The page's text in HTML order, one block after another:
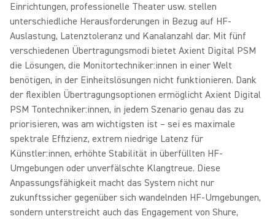
Einrichtungen, professionelle Theater usw. stellen
unterschiedliche Herausforderungen in Bezug auf HF-
Auslastung, Latenztoleranz und Kanalanzahl dar. Mit fünf
verschiedenen Übertragungsmodi bietet Axient Digital PSM
die Lösungen, die Monitortechniker:innen in einer Welt
benötigen, in der Einheitslösungen nicht funktionieren. Dank
der flexiblen Übertragungsoptionen ermöglicht Axient Digital
PSM Tontechniker:innen, in jedem Szenario genau das zu
priorisieren, was am wichtigsten ist – sei es maximale
spektrale Effizienz, extrem niedrige Latenz für
Künstler:innen, erhöhte Stabilität in überfüllten HF-
Umgebungen oder unverfälschte Klangtreue. Diese
Anpassungsfähigkeit macht das System nicht nur
zukunftssicher gegenüber sich wandelnden HF-Umgebungen,
sondern unterstreicht auch das Engagement von Shure,